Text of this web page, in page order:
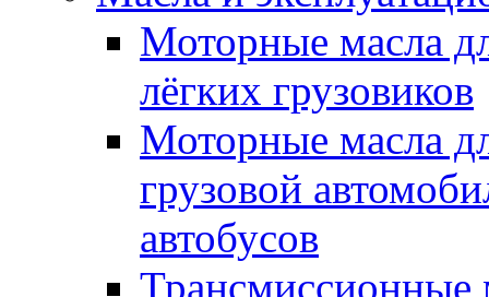
Моторные масла
лёгких грузовиков
Моторные масла
грузовой
автобусов
Трансмиссионные